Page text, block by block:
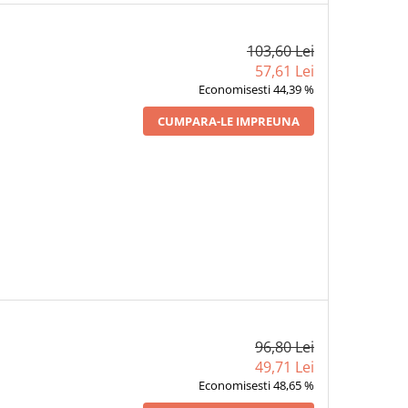
103,60 Lei
57,61 Lei
Economisesti 44,39 %
CUMPARA-LE IMPREUNA
96,80 Lei
49,71 Lei
Economisesti 48,65 %